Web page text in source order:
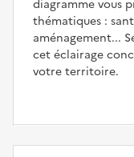
diagramme vous
thématiques :
aménagement...
cet éclairage
votre territoire.